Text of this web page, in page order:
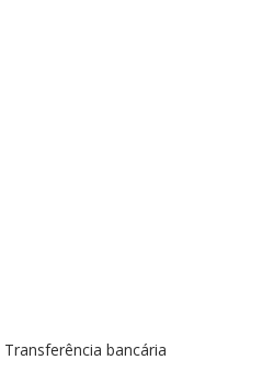
Transferência bancária